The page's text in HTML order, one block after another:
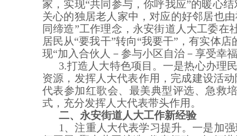
家，实现“共同参与，你呼我应”的暖心
关心的独居老人家中，对应的好邻居也
同缔造”工作理念，永安街道人大工委在
居民从“要我干”转向“我要干”，有实体
现“加入合伙人－参与小区自治－享受幸
3.打造人大特色项目。一是热心办理
资源，发挥人大代表作用，完成建设活
代表参加红歌会、最美典型评选、急救
式，充分发挥人大代表带头作用。
二、永安街道人大工作新经验
1、注重人大代表学习提升。一是加